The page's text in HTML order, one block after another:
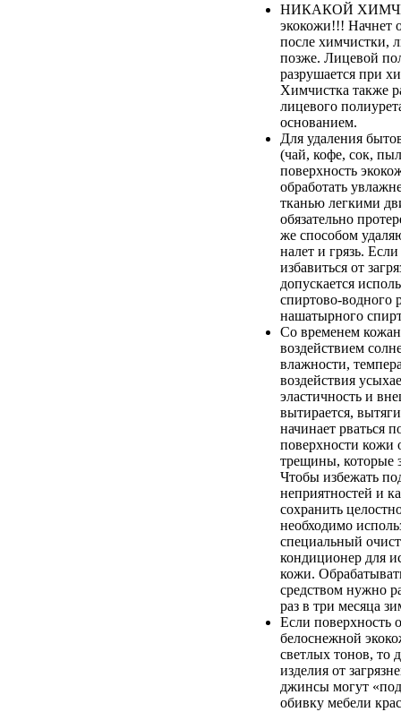
НИКАКОЙ
экокожи!!! Начнет
после химчистки,
позже. Лицевой
разрушается при
Химчистка также
лицевого
основанием.
Для удаления
(чай, кофе, сок,
поверхность
обработать
тканью легкими
обязательно
же способом
налет и грязь.
избавиться от
допускается
спиртово-водного
нашатырного
Со временем
воздействием
влажности,
воздействия
эластичность и
вытирается,
начинает рваться
поверхности кожи
трещины, которые
Чтобы избежать
неприятностей и
сохранить
необходимо
специальный
кондиционер для
кожи.
средством нужно
раз в три месяца
Если поверхность
белоснежной
светлых тонов, то
изделия от
джинсы могут
обивку мебели